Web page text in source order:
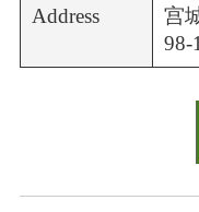
Address
宫
98-1